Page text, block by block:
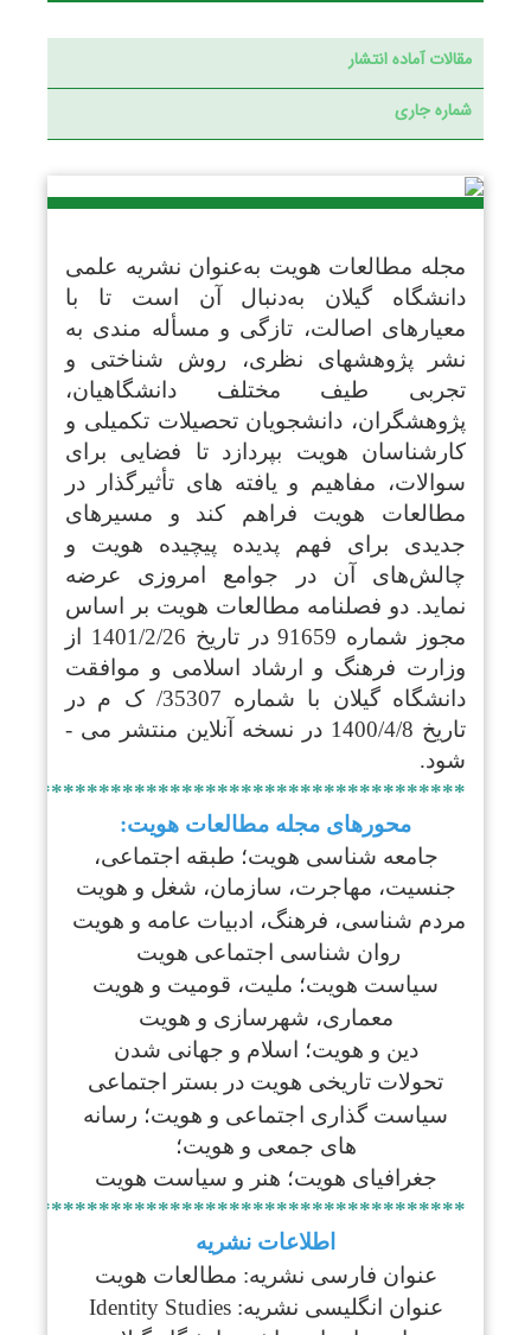
مقالات آماده انتشار
شماره جاری
مجله مطالعات هویت به‌عنوان نشریه علمی
دانشگاه گیلان به‌دنبال آن است تا با
معیارهای اصالت، تازگی و مسأله­ مندی به
نشر پژوهش­های نظری، روش ­شناختی و
تجربی طیف مختلف دانشگاهیان،
پژوهشگران، دانشجویان تحصیلات تکمیلی و
کارشناسان هویت بپردازد تا فضایی برای
سوالات، مفاهیم و یافته ­های تأثیرگذار در
مطالعات هویت فراهم کند و مسیرهای
جدیدی برای فهم پدیده پیچیده هویت و
چالش‌های آن در جوامع امروزی عرضه
نماید. دو فصلنامه مطالعات هویت بر اساس
مجوز شماره 91659 در تاریخ 1401/2/26 از
وزارت فرهنگ و ارشاد اسلامی و موافقت
دانشگاه گیلان با شماره 35307/ ک م در
تاریخ 1400/4/8 در نسخه آنلاین منتشر می ­
شود.
محورهای مجله مطالعات هویت:
جامعه ­شناسی هویت؛ طبقه اجتماعی،
جنسیت، مهاجرت، سازمان، شغل و هویت
مردم شناسی، فرهنگ، ادبیات عامه و هویت
روان شناسی اجتماعی هویت
سیاست هویت؛ ملیت، قومیت و هویت
معماری، شهرسازی و هویت
دین و هویت؛ اسلام و جهانی شدن
تحولات تاریخی هویت در بستر اجتماعی
سیاست گذاری اجتماعی و هویت؛ رسانه
های جمعی و هویت؛
جغرافیای هویت؛ هنر و سیاست هویت
اطلاعات نشریه
عنوان فارسی نشریه: مطالعات هویت
عنوان انگلیسی نشریه: Identity Studies